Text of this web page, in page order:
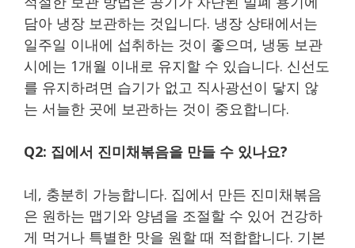
담아 냉장 보관하는 것입니다. 냉장 상태에서는
일주일 이내에 섭취하는 것이 좋으며, 냉동 보관
시에는 1개월 이내로 유지할 수 있습니다. 신선도
를 유지하려면 습기가 없고 직사광선이 닿지 않
는 서늘한 곳에 보관하는 것이 중요합니다.
Q2: 집에서 진미채볶음을 만들 수 있나요?
네, 충분히 가능합니다. 집에서 만든 진미채볶음
은 원하는 맵기와 양념을 조절할 수 있어 건강하
게 먹거나 특별한 맛을 원할 때 적합합니다. 기본